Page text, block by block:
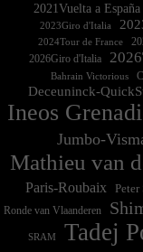
2021Vuelta a España
2023Giro d'Italia
2024Tour de France
2026Giro d'Italia
Bahrain Victorious
Deceuninck-
Ineos
Jumbo-
Mathieu van
Paris-Roubaix
Peter
Ronde van Vlaanderen
SRAM Tadej